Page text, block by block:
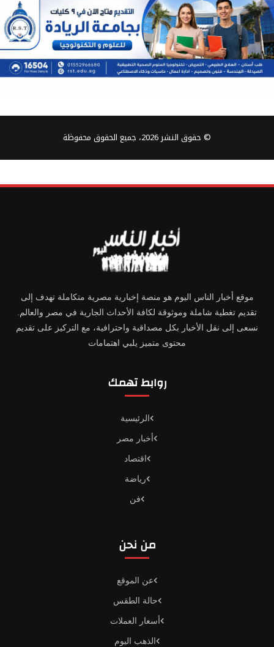
© حقوق النشر 2026، جميع الحقوق محفوظة
موقع أخبار الناس اليوم هو منصة إخبارية مصرية متكاملة تهدف إلى
تقديم تغطية شاملة وموثوقة لكافة الأحداث الجارية في مصر والعالم.
نسعى إلى نقل الأخبار بكل مصداقية واحترافية، مع التركيز على تقديم
محتوى متميز يلبي اهتمامات
روابط تهمك
الرئيسية
أخبار مصر
اقتصاد
رياضة
فن
من نحن
عن الموقع
حالة الطقس
أسعار العملات
الذهب اليوم